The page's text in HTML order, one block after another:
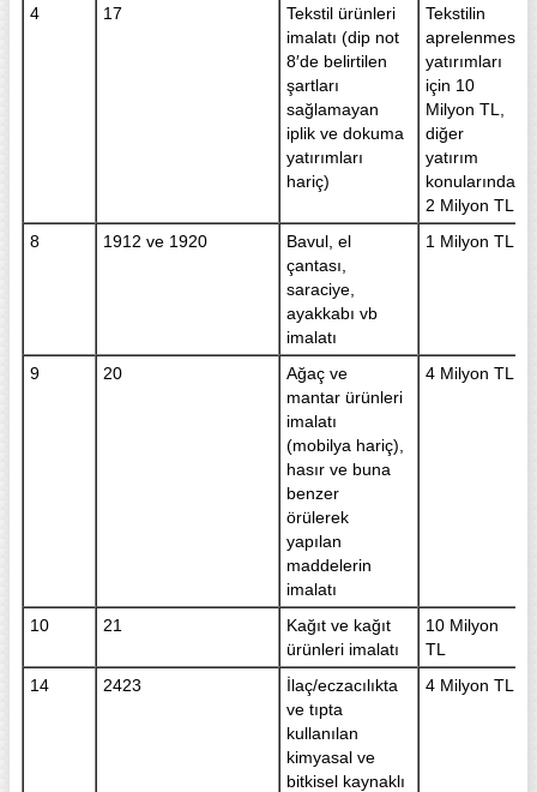
4 17
Tekstil ürünleri
imalatı (dip not
8′de belirtilen
şartları
sağlamayan
iplik ve dokuma
yatırımları
hariç)
Tekstilin
aprelenmesi
yatırımları
için 10
Milyon TL,
diğer
yatırım
konularında
2 Milyon TL
8
1912 ve 1920
Bavul, el
çantası,
saraciye,
ayakkabı vb
imalatı
1 Milyon TL
9 20
Ağaç ve
mantar ürünleri
imalatı
(mobilya hariç),
hasır ve buna
benzer
örülerek
yapılan
maddelerin
imalatı
4 Milyon TL
10 21
Kağıt ve kağıt
ürünleri imalatı
10 Milyon
TL
14
2423
İlaç/eczacılıkta
ve tıpta
kullanılan
kimyasal ve
bitkisel kaynaklı
4 Milyon TL